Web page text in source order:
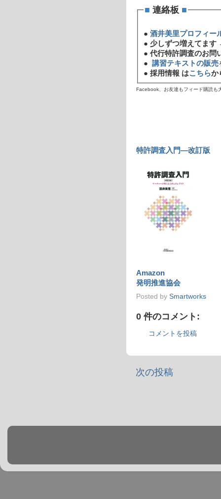
■連絡板 ■
●酒井美里プロフィー
● 少しずつ増えてま
●代行特許調査のお問
●講習テキストの販売
●採用情報 はこちらか
Facebook、お友達もフィード購読も
特許調査入門―改訂版
Amazon
発明推進協会
Posted by Smartworks
0 件のコメント:
コメントを投稿
次の投稿